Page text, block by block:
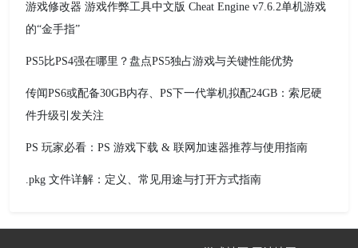
游戏修改器 游戏作弊工具中文版 Cheat Engine v7.6.2单机游戏
的“金手指”
PS5比PS4强在哪里？盘点PS5独占游戏与关键性能优势
传闻PS6或配备30GB内存、PS下一代掌机拟配24GB：索尼硬
件升级引发关注
PS 玩家必看：PS 游戏下载 & 联网加速器推荐与使用指南
.pkg 文件详解：定义、常见用途与打开方式指南